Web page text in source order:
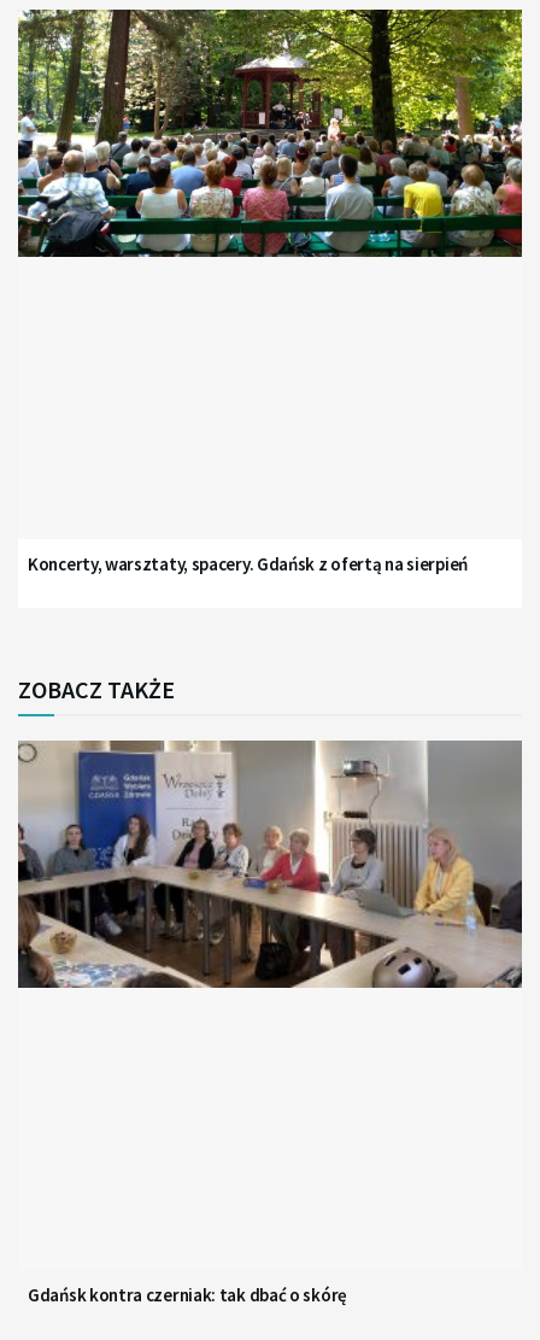
Koncerty, warsztaty, spacery. Gdańsk z ofertą na sierpień
ZOBACZ TAKŻE
Gdańsk kontra czerniak: tak dbać o skórę